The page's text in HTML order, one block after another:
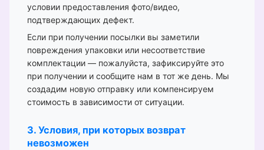
условии предоставления фото/видео,
подтверждающих дефект.
Если при получении посылки вы заметили
повреждения упаковки или несоответствие
комплектации — пожалуйста, зафиксируйте это
при получении и сообщите нам в тот же день. Мы
создадим новую отправку или компенсируем
стоимость в зависимости от ситуации.
3. Условия, при которых возврат
невозможен